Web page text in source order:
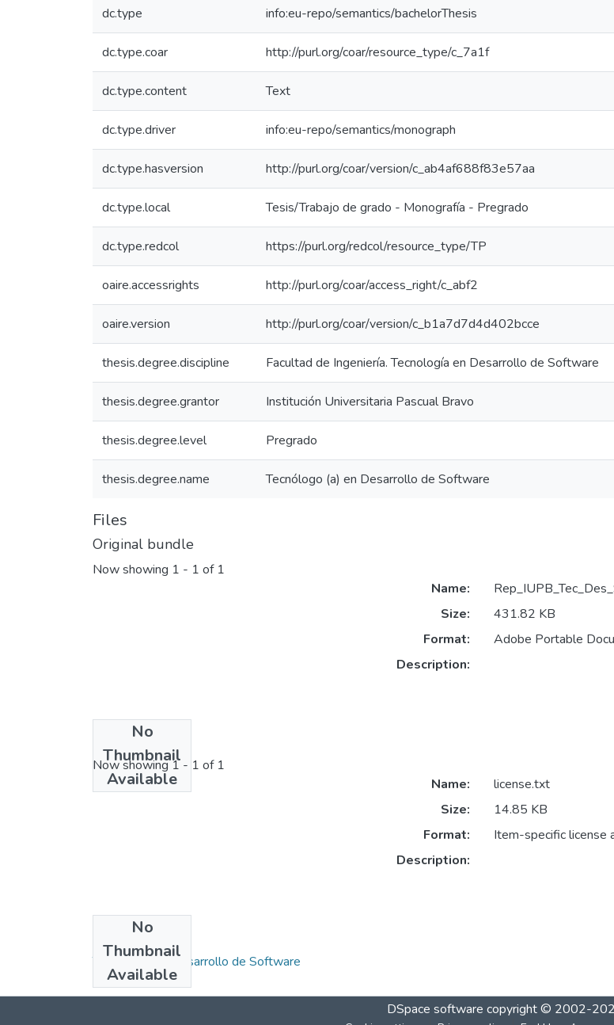
dc.type info:eu-repo/semantics/bachelorThesis
dc.type.coar http://purl.org/coar/resource_type/c_7a1f
dc.type.content Text
dc.type.driver info:eu-repo/semantics/monograph
dc.type.hasversion http://purl.org/coar/version/c_ab4af688f83e57aa
dc.type.local Tesis/Trabajo de grado - Monografía - Pregrado
dc.type.redcol https://purl.org/redcol/resource_type/TP
oaire.accessrights http://purl.org/coar/access_right/c_abf2
oaire.version http://purl.org/coar/version/c_b1a7d7d4d402bcce
thesis.degree.discipline Facultad de Ingeniería. Tecnología en Desarrollo de Software
thesis.degree.grantor Institución Universitaria Pascual Bravo
thesis.degree.level Pregrado
thesis.degree.name Tecnólogo (a) en Desarrollo de Software
Files
Original bundle
Now showing 1 - 1 of 1
No
Thumbnail
Available
Name:
Size:
431.82 KB
Format:
Adobe Portable
Description:
License bundle
Now showing1 - 1 of 1
No
Thumbnail
Available
Name:
license.txt
Size:
14.85 KB
Format:
Item-specific license
Description:
Collections
Tecnología en Desarrollo de Software
DSpace software copyright © 2002-